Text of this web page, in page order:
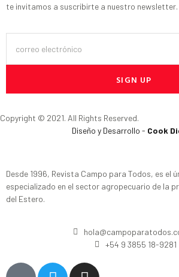
te invitamos a suscribirte a nuestro newsletter.
SIGN UP
Copyright © 2021. All Rights Reserved.
Diseño y Desarrollo - Cook
Desde 1996, Revista Campo para Todos, es el
especializado en el sector agropecuario de la
del Estero.
+54 9 3855 18-9281